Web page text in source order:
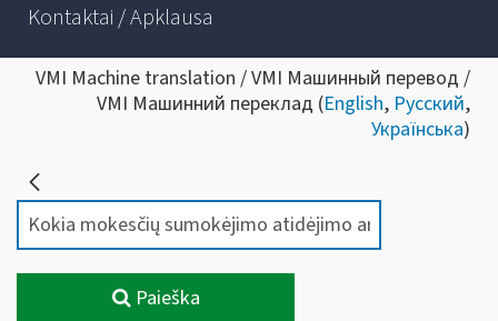
Kontaktai / Apklausa
VMI Machine translation / VMI Машинный перевод /
VMI Машинний переклад (English, Русский,
Українська)
Paieška